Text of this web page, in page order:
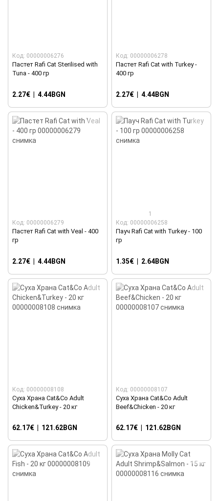
Код: 00000006276
Пастет Rafi Cat Sterilised with
Tuna - 400 гр
2.27€ 4.44BGN
Код: 00000006278
Пастет Rafi Cat with Turkey -
400 гр
2.27€ 4.44BGN
Код: 00000006279
Пастет Rafi Cat with Veal - 400
гр
2.27€ 4.44BGN
1
Код: 00000006258
Пауч Rafi Cat with Turkey - 100
гр
1.35€ 2.64BGN
Код: 00000008108
Суха Храна Cat&Co Adult
Chicken&Turkey - 20 кг
62.17€ 121.62BGN
Код: 00000008107
Суха Храна Cat&Co Adult
Beef&Chicken - 20 кг
62.17€ 121.62BGN